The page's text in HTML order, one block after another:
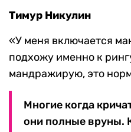
Тимур Никулин
«У меня включается
подхожу именно к
мандражирую, это
Многие когда
они полные вруны.